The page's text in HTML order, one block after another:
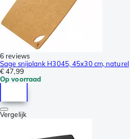
6 reviews
Sage snijplank H3045, 45x30 cm, naturel
€ 47,99
Op voorraad
Vergelijk